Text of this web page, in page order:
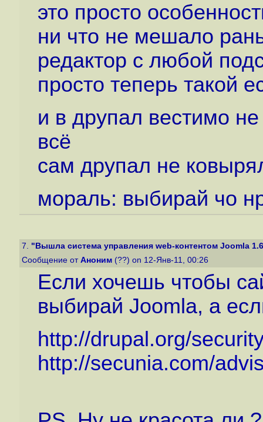
это просто
ни что не мешало
редактор с любой
просто теперь такой
и в друпал вестимо
всё
сам друпал не
мораль: выбирай чо
7. "Вышла система управления web-контентом Joomla
Сообщение от Аноним (??) on 12-Янв-11, 00:26
Если хочешь чтобы
выбирай Joomla, а
http://drupal.org/
http://secunia.com/